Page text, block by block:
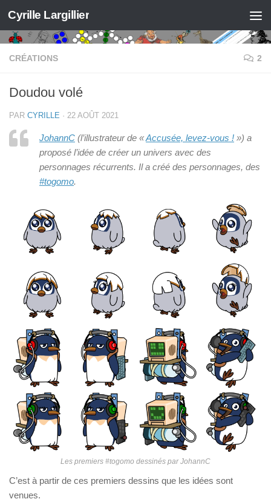
Skip to content
Cyrille Largillier
CRÉATIONS 2
Doudou volé
PAR CYRILLE · 22 AOÛT 2021
JohannC (l’illustrateur de «Accusée, levez-vous ! ») a
proposé l’idée de créer un univers avec des
personnages récurrents. Il a créé des personnages, des
#togomo.
Les premiers #togomo dessinés par JohannC
C’est à partir de ces premiers dessins que les idées sont
venues.